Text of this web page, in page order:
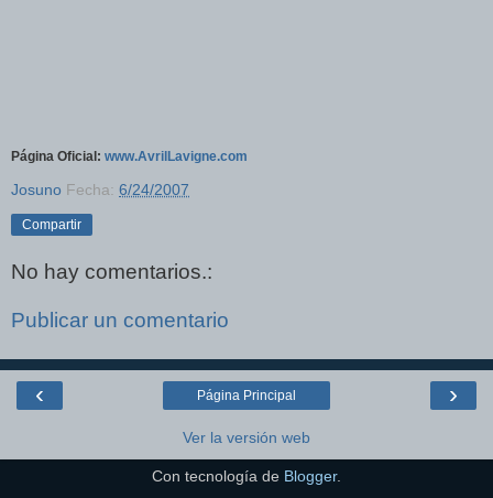
Página Oficial: www.AvrilLavigne.com
Josuno Fecha: 6/24/2007
Compartir
No hay comentarios.:
Publicar un comentario
‹ ›
Página Principal
Ver la versión web
Con tecnología de Blogger.